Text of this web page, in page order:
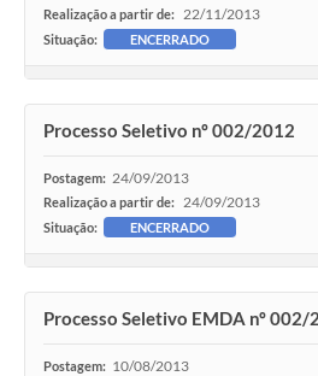
Realização a partir de: 22/11/2013
Situação: ENCERRADO
Processo Seletivo nº 002/2012
Postagem: 24/09/2013
Realização a partir de: 24/09/2013
Situação: ENCERRADO
Processo Seletivo EMDA nº 002/
Postagem: 10/08/2013